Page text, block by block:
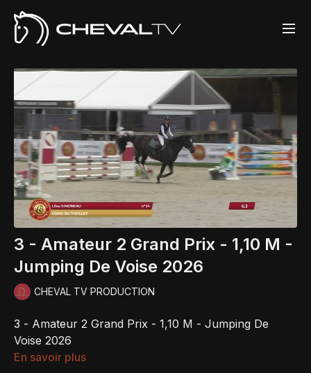
3 - Amateur 2 Grand Prix - 1,10 M -
Jumping De Voise 2026
CHEVAL TV PRODUCTION
3 - Amateur 2 Grand Prix - 1,10 M - Jumping De
Voise 2026
En savoir plus